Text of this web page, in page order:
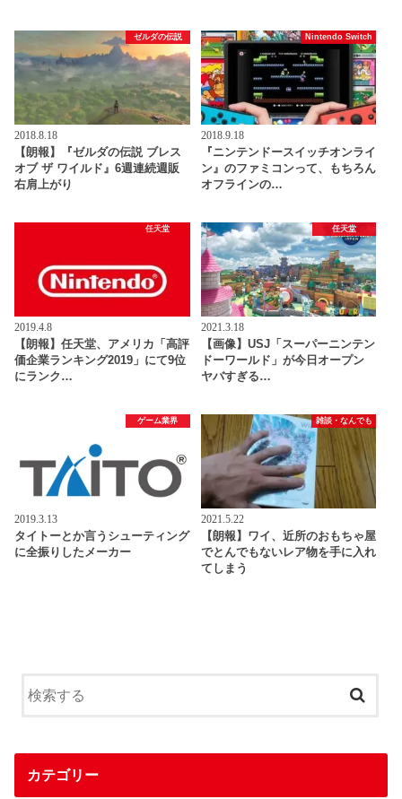
ゼルダの伝説
2018.8.18
【朗報】『ゼルダの伝説 ブレス
オブ ザ ワイルド』6週連続週販
右肩上がり
Nintendo Switch
2018.9.18
『ニンテンドースイッチオンライ
ン』のファミコンって、もちろん
オフラインの…
任天堂
2019.4.8
【朗報】任天堂、アメリカ「高評
価企業ランキング2019」にて9位
にランク…
任天堂
2021.3.18
【画像】USJ「スーパーニンテン
ドーワールド」が今日オープン
ヤバすぎる…
ゲーム業界
2019.3.13
タイトーとか言うシューティング
に全振りしたメーカー
雑談・なんでも
2021.5.22
【朗報】ワイ、近所のおもちゃ屋
でとんでもないレア物を手に入れ
てしまう
カテゴリー